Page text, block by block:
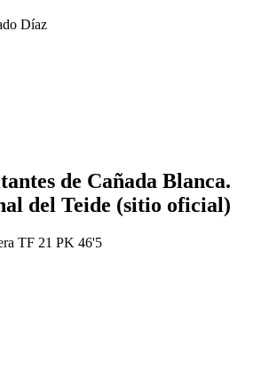
Díaz
de Cañada Blanca.
del Teide (sitio oficial)
TF 21 PK 46'5